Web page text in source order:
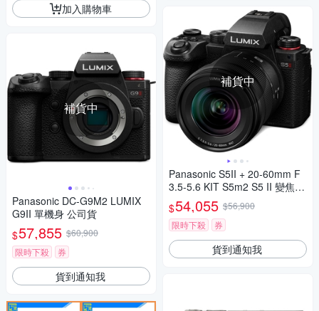
加入購物車
補貨中
Panasonic DC-G9M2 LUMIX
G9II 單機身 公司貨
$57,855 $60,900
限時下殺
券
貨到通知我
補貨中
Panasonic S5II + 20-60mm F
3.5-5.6 KIT S5m2 S5 II 變焦鏡
組 公司貨
$54,055 $56,900
限時下殺
券
貨到通知我